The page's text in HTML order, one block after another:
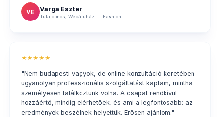
VE Varga Eszter
Tulajdonos, Webáruház — Fashion
★★★★★
"Nem budapesti vagyok, de online konzultáció keretében
ugyanolyan professzionális szolgáltatást kaptam, mintha
személyesen találkoztunk volna. A csapat rendkívül
hozzáértő, mindig elérhetőek, és ami a legfontosabb: az
eredmények beszélnek helyettük. Erősen ajánlom."